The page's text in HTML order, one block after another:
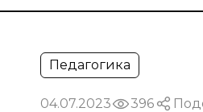
Педагогика
04.07.2023 396